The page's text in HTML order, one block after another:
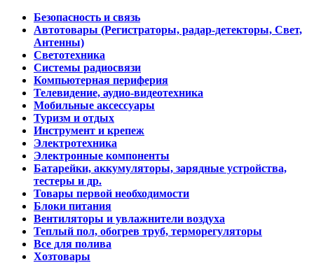
Безопасность и связь
Автотовары (Регистраторы, радар-детекторы, Свет,
Антенны)
Светотехника
Системы радиосвязи
Компьютерная периферия
Телевидение, аудио-видеотехника
Мобильные аксессуары
Туризм и отдых
Инструмент и крепеж
Электротехника
Электронные компоненты
Батарейки, аккумуляторы, зарядные устройства,
тестеры и др.
Товары первой необходимости
Блоки питания
Вентиляторы и увлажнители воздуха
Теплый пол, обогрев труб, терморегуляторы
Все для полива
Хозтовары